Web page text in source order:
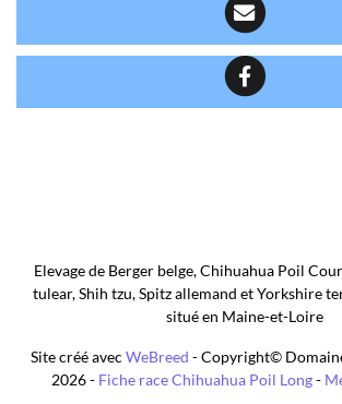
Elevage de Berger belge, Chihuahua Poil
tulear, Shih tzu, Spitz allemand et Yorkshire
situé en Maine-et-Loire
Site créé avec WeBreed - Copyright©
2026 - Fiche race Chihuahua Poil Long-